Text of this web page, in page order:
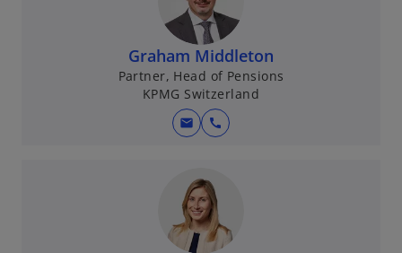
Graham Middleton
Partner, Head of Pensions
KPMG Switzerland
mail call